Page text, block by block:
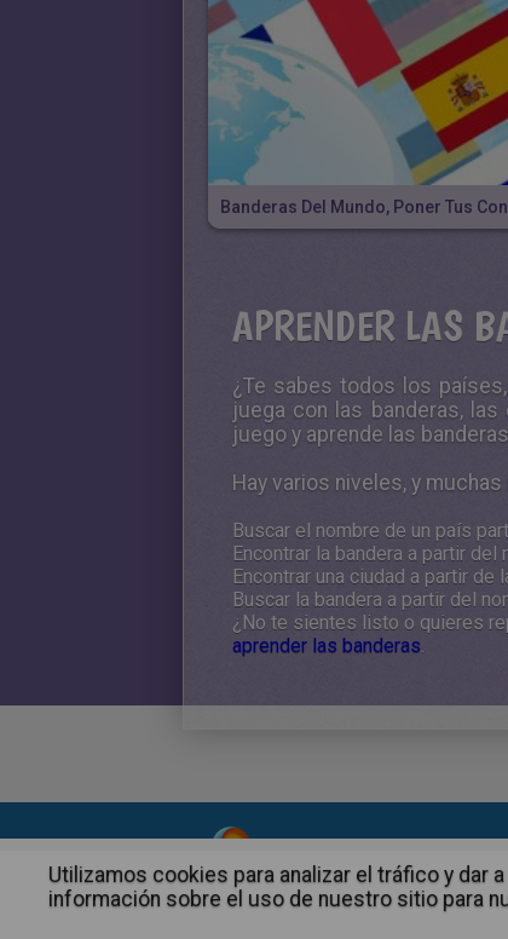
APRENDER LAS
¿Te sabes todos los
juega con las banderas,
juego y aprende las
Hay varios niveles, y
Buscar el nombre de un país
Encontrar la bandera a partir del
Encontrar una ciudad a partir de
Buscar la bandera a partir del
¿No te sientes listo o quieres
aprender las banderas.
Utilizamos cookies para analizar el tráfico y dar
información sobre el uso de nuestro sitio para